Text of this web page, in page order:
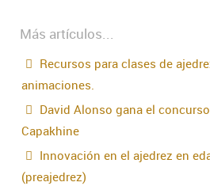
Más artículos...
Recursos para clases de
animaciones.
David Alonso gana el
Capakhine
Innovación en el ajedrez en
(preajedrez)